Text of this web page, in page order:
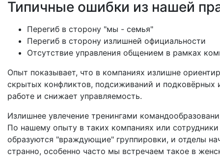
Типичные ошибки из нашей
Перегиб в сторону "мы - семья"
Перегиб в сторону излишней официальности
Отсутствие управления общением в рамках
Опыт показывает, что в компаниях излишне
скрытых конфликтов, подсиживаний и подковёрных
работе и снижает управляемость.
Излишнее увлечение тренингами
По нашему опыту в таких компаниях или
образуются "враждующие" группировки, и отделы
странно, особенно часто мы встречаем такое в